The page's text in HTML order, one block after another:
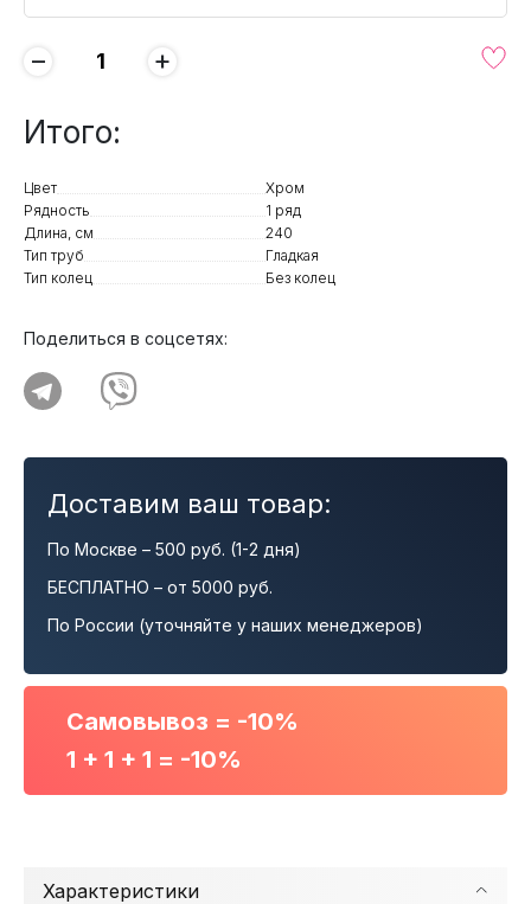
− +
Итого:
Цвет
Хром
Рядность
1 ряд
Длина, см
240
Тип труб
Гладкая
Тип колец
Без колец
Поделиться в соцсетях:
Доставим ваш товар:
По Москве – 500 руб. (1-2 дня)
БЕСПЛАТНО – от 5000 руб.
По России (уточняйте у наших менеджеров)
Самовывоз = -10%
1 + 1 + 1 = -10%
Характеристики